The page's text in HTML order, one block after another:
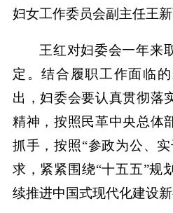
妇女工作委员会副主任王新
王红对妇委会一年来
定。结合履职工作面临
出，妇委会要认真贯彻落
精神，按照民革中央总体
抓手，按照“参政为公、
求，紧紧围绕“十五五”规
续推进中国式现代化建设